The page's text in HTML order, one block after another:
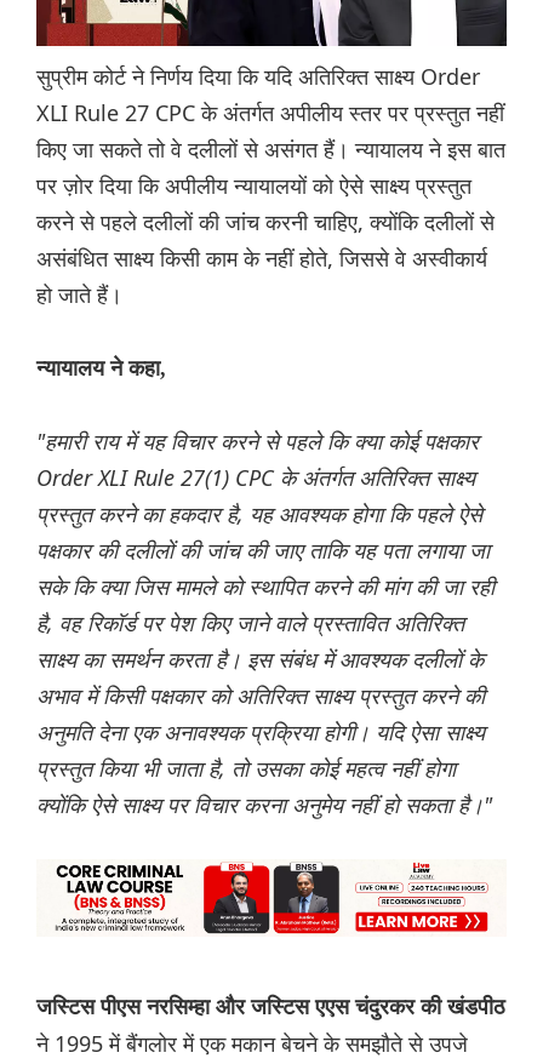
सुप्रीम कोर्ट ने निर्णय दिया कि यदि अतिरिक्त साक्ष्य Order
XLI Rule 27 CPC के अंतर्गत अपीलीय स्तर पर प्रस्तुत नहीं
किए जा सकते तो वे दलीलों से असंगत हैं। न्यायालय ने इस बात
पर ज़ोर दिया कि अपीलीय न्यायालयों को ऐसे साक्ष्य प्रस्तुत
करने से पहले दलीलों की जांच करनी चाहिए, क्योंकि दलीलों से
असंबंधित साक्ष्य किसी काम के नहीं होते, जिससे वे अस्वीकार्य
हो जाते हैं।
न्यायालय ने कहा,
"हमारी राय में यह विचार करने से पहले कि क्या कोई पक्षकार
Order XLI Rule 27(1) CPC के अंतर्गत अतिरिक्त साक्ष्य
प्रस्तुत करने का हकदार है, यह आवश्यक होगा कि पहले ऐसे
पक्षकार की दलीलों की जांच की जाए ताकि यह पता लगाया जा
सके कि क्या जिस मामले को स्थापित करने की मांग की जा रही
है, वह रिकॉर्ड पर पेश किए जाने वाले प्रस्तावित अतिरिक्त
साक्ष्य का समर्थन करता है। इस संबंध में आवश्यक दलीलों के
अभाव में किसी पक्षकार को अतिरिक्त साक्ष्य प्रस्तुत करने की
अनुमति देना एक अनावश्यक प्रक्रिया होगी। यदि ऐसा साक्ष्य
प्रस्तुत किया भी जाता है, तो उसका कोई महत्व नहीं होगा
क्योंकि ऐसे साक्ष्य पर विचार करना अनुमेय नहीं हो सकता है।"
जस्टिस पीएस नरसिम्हा और जस्टिस एएस चंदुरकर की खंडपीठ
ने 1995 में बैंगलोर में एक मकान बेचने के समझौते से उपजे